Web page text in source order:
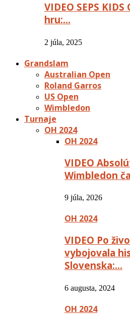
VIDEO SEPS
hru:…
2 júla, 2025
Grandslam
Australian Open
Roland Garros
US Open
Wimbledon
Turnaje
OH 2024
OH 2024
VIDEO
Wimbledon
9 júla, 2026
OH 2024
VIDEO Po
vybojovala
Slovenska:…
6 augusta, 2024
OH 2024